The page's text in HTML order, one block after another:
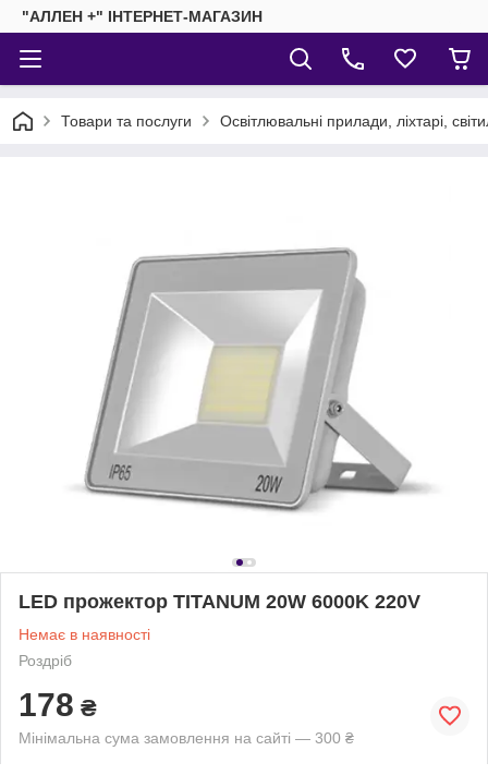
"АЛЛЕН +" ІНТЕРНЕТ-МАГАЗИН
Товари та послуги Освітлювальні прилади, ліхтарі,
LED прожектор TITANUM 20W 6000K 220V
Немає в наявності
Роздріб
178 ₴
Мінімальна сума замовлення на сайті — 300 ₴